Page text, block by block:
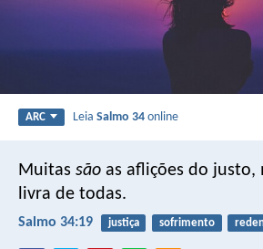
ARC LeiaSalmo 34 online
Muitas são as aflições do justo,
livra de todas.
Salmo 34:19 justiça sofrimento